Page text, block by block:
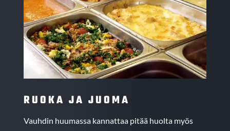
RUOKA JA JUOMA
Vauhdin huumassa kannattaa pitää huolta myös